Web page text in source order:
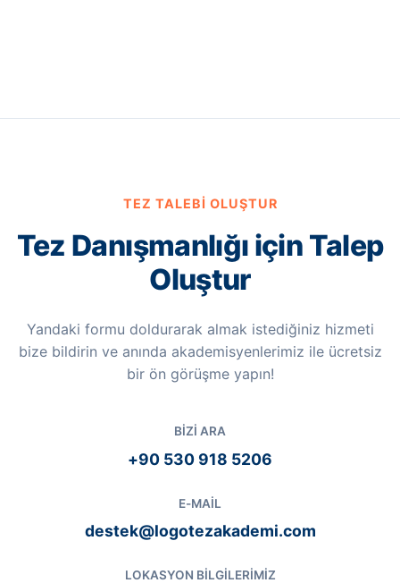
TEZ TALEBI OLUŞTUR
Tez Danışmanlığı için Talep
Oluştur
Yandaki formu doldurarak almak istediğiniz hizmeti
bize bildirin ve anında akademisyenlerimiz ile ücretsiz
bir ön görüşme yapın!
BIZI ARA
+90 530 918 5206
E-MAIL
destek@logotezakademi.com
LOKASYON BILGILERIMIZ